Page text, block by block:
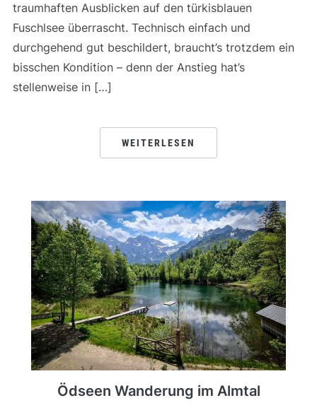
traumhaften Ausblicken auf den türkisblauen
Fuschlsee überrascht. Technisch einfach und
durchgehend gut beschildert, braucht’s trotzdem ein
bisschen Kondition – denn der Anstieg hat’s
stellenweise in […]
WEITERLESEN
Ödseen Wanderung im Almtal